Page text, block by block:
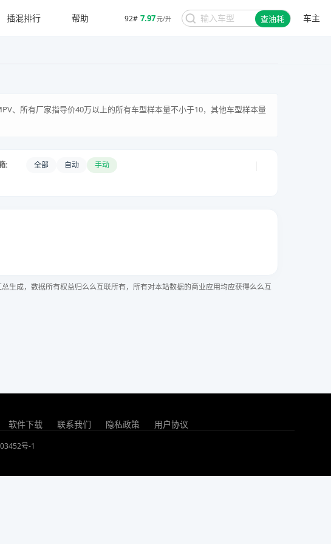
92# 7.97元/升 查油耗 车主
插混排行 帮助
、所有厂家指导价40万以上的所有车型样本量不小于10，其他车型样本量
: 全部 自动 手动
生成，数据所有权益归么么互联所有，所有对本站数据的商业应用均应获得么么互
软件下载 联系我们 隐私政策 用户协议
号-1